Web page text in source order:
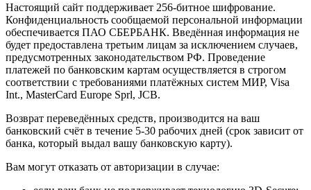
Настоящий сайт поддерживает 256-битное шифрование.
Конфиденциальность сообщаемой персональной информации
обеспечивается ПАО СБЕРБАНК. Введённая информация не
будет предоставлена третьим лицам за исключением случаев,
предусмотренных законодательством РФ. Проведение
платежей по банковским картам осуществляется в строгом
соответствии с требованиями платёжных систем МИР, Visa
Int., MasterCard Europe Sprl, JCB.
Возврат переведённых средств, производится на ваш
банковский счёт в течение 5-30 рабочих дней (срок зависит от
банка, который выдал вашу банковскую карту).
Вам могут отказать от авторизации в случае: